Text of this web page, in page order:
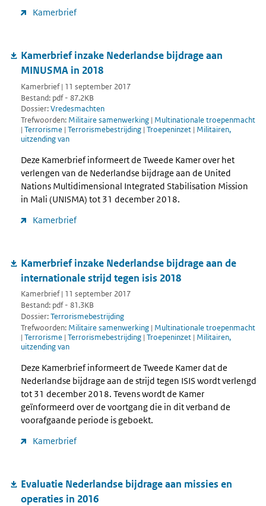
Kamerbrief
Kamerbrief inzake Nederlandse bijdrage aan
MINUSMA in 2018
Kamerbrief | 11 september 2017
Bestand: pdf - 87.2KB
Dossier:Vredesmachten
Trefwoorden: Militaire samenwerking | Multinationale troepenmacht
| Terrorisme | Terrorismebestrijding | Troepeninzet | Militairen,
uitzending van
Deze Kamerbrief informeert de Tweede Kamer over het
verlengen van de Nederlandse bijdrage aan de United
Nations Multidimensional Integrated Stabilisation Mission
in Mali (UNISMA) tot 31 december 2018.
Kamerbrief
Kamerbrief inzake Nederlandse bijdrage aan de
internationale strijd tegen isis 2018
Kamerbrief | 11 september 2017
Bestand: pdf - 81.3KB
Dossier:Terrorismebestrijding
Trefwoorden: Militaire samenwerking | Multinationale troepenmacht
| Terrorisme | Terrorismebestrijding | Troepeninzet | Militairen,
uitzending van
Deze Kamerbrief informeert de Tweede Kamer dat de
Nederlandse bijdrage aan de strijd tegen ISIS wordt verlengd
tot 31 december 2018. Tevens wordt de Kamer
geïnformeerd over de voortgang die in dit verband de
voorafgaande periode is geboekt.
Kamerbrief
Evaluatie Nederlandse bijdrage aan missies en
operaties in 2016